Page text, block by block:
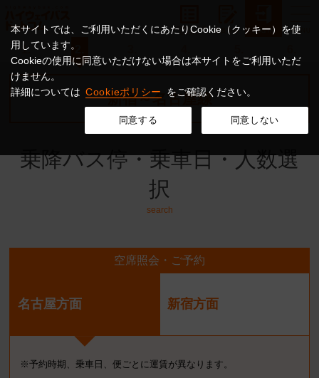
本サイトでは、ご利用いただくにあたりCookie（クッキー）を使
用しています。
Cookieの使用に同意いただけない場合は本サイトをご利用いただ
けません。
詳細については Cookieポリシー をご確認ください。
同意する 同意しない
1.
新宿～名古屋線
乗降バス停・乗車日・人数選
択
search
空席照会・ご予約
名古屋方面 新宿方面
※予約時期、乗車日、便ごとに運賃が異なります。